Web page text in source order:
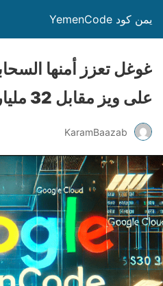
يمن كود YemenCode
غوغل تعزز أمنها
على ويز مقابل 32 مليار دولار
KaramBaazab